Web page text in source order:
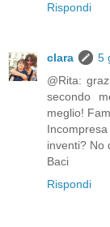
Rispondi
clara
5
@Rita:
secondo
meglio!
inventi? No
Baci
Rispondi